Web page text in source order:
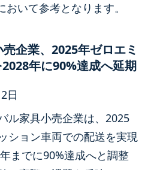
おいて参考となります。
企業、2025年ゼロエミ
年に90%達成へ延期
日
ル家具小売企業は、2025
ション車両での配送を実現
までに90%達成へと調整